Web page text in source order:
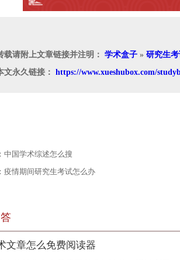
载请附上文章链接并注明： 学术盒子 » 研究生
文永久链接： https://www.xueshubox.com/
中国学术综述怎么搜
疫情期间研究生考试怎么办
文章怎么免费阅读器